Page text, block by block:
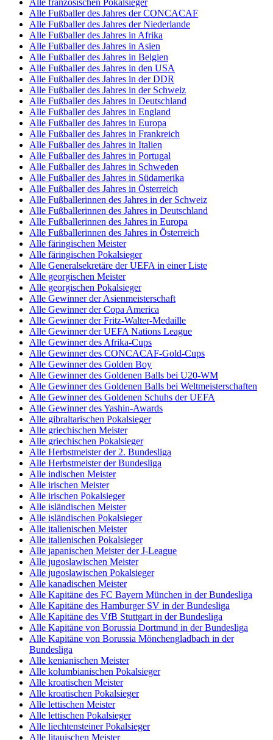
Alle Fußballer des Jahres der CONCACAF
Alle Fußballer des Jahres der Niederlande
Alle Fußballer des Jahres in Afrika
Alle Fußballer des Jahres in Asien
Alle Fußballer des Jahres in Belgien
Alle Fußballer des Jahres in den USA
Alle Fußballer des Jahres in der DDR
Alle Fußballer des Jahres in der Schweiz
Alle Fußballer des Jahres in Deutschland
Alle Fußballer des Jahres in England
Alle Fußballer des Jahres in Europa
Alle Fußballer des Jahres in Frankreich
Alle Fußballer des Jahres in Italien
Alle Fußballer des Jahres in Portugal
Alle Fußballer des Jahres in Schweden
Alle Fußballer des Jahres in Südamerika
Alle Fußballer des Jahres in Österreich
Alle Fußballerinnen des Jahres in der Schweiz
Alle Fußballerinnen des Jahres in Deutschland
Alle Fußballerinnen des Jahres in Europa
Alle Fußballerinnen des Jahres in Österreich
Alle färingischen Meister
Alle färingischen Pokalsieger
Alle Generalsekretäre der UEFA in einer Liste
Alle georgischen Meister
Alle georgischen Pokalsieger
Alle Gewinner der Asienmeisterschaft
Alle Gewinner der Copa America
Alle Gewinner der Fritz-Walter-Medaille
Alle Gewinner der UEFA Nations League
Alle Gewinner des Afrika-Cups
Alle Gewinner des CONCACAF-Gold-Cups
Alle Gewinner des Golden Boy
Alle Gewinner des Goldenen Balls bei U20-WM
Alle Gewinner des Goldenen Balls bei Weltmeisterschaften
Alle Gewinner des Goldenen Schuhs der UEFA
Alle Gewinner des Yashin-Awards
Alle gibraltarischen Pokalsieger
Alle griechischen Meister
Alle griechischen Pokalsieger
Alle Herbstmeister der 2. Bundesliga
Alle Herbstmeister der Bundesliga
Alle indischen Meister
Alle irischen Meister
Alle irischen Pokalsieger
Alle isländischen Meister
Alle isländischen Pokalsieger
Alle italienischen Meister
Alle italienischen Pokalsieger
Alle japanischen Meister der J-League
Alle jugoslawischen Meister
Alle jugoslawischen Pokalsieger
Alle kanadischen Meister
Alle Kapitäne des FC Bayern München in der Bundesliga
Alle Kapitäne des Hamburger SV in der Bundesliga
Alle Kapitäne des VfB Stuttgart in der Bundesliga
Alle Kapitäne von Borussia Dortmund in der Bundesliga
Alle Kapitäne von Borussia Mönchengladbach in der
Bundesliga
Alle kenianischen Meister
Alle kolumbianischen Pokalsieger
Alle kroatischen Meister
Alle kroatischen Pokalsieger
Alle lettischen Meister
Alle lettischen Pokalsieger
Alle liechtensteiner Pokalsieger
Alle litauischen Meister